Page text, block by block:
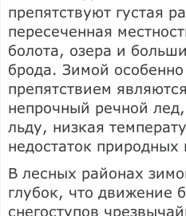
препятствуют густая
пересеченная
болота, озера и
брода. Зимой
препятствием
непрочный речной
льду, низкая
недостаток
В лесных районах
глубок, что движение
снегоступов